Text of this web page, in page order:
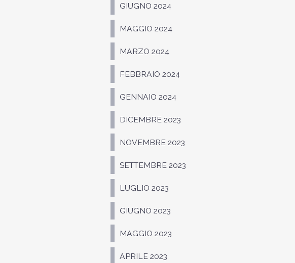
GIUGNO 2024
MAGGIO 2024
MARZO 2024
FEBBRAIO 2024
GENNAIO 2024
DICEMBRE 2023
NOVEMBRE 2023
SETTEMBRE 2023
LUGLIO 2023
GIUGNO 2023
MAGGIO 2023
APRILE 2023